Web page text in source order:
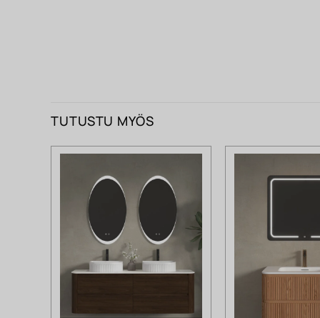
TUTUSTU MYÖS